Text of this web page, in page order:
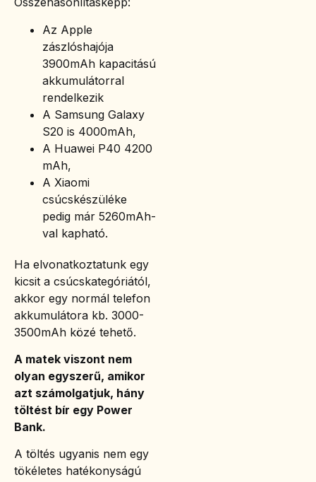
Az Apple
zászlóshajója
3900mAh kapacitású
akkumulátorral
rendelkezik
A Samsung Galaxy
S20 is 4000mAh,
A Huawei P40 4200
mAh,
A Xiaomi
csúcskészüléke
pedig már 5260mAh-
val kapható.
Ha elvonatkoztatunk egy
kicsit a csúcskategóriától,
akkor egy normál telefon
akkumulátora kb. 3000-
3500mAh közé tehető.
A matek viszont nem
olyan egyszerű, amikor
azt számolgatjuk, hány
töltést bír egy Power
Bank.
A töltés ugyanis nem egy
tökéletes hatékonyságú